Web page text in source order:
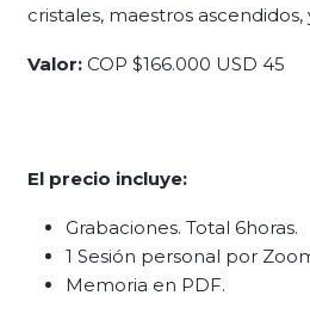
cristales, maestros ascendidos,
Valor: COP $166.000 USD 45
El precio incluye:
Grabaciones. Total 6horas.
1 Sesión personal por
Memoria en PDF.